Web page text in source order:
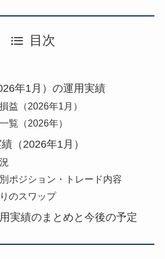
目次
年1月）の運用実績
益（2026年1月）
覧（2026年）
（2026年1月）
ポジション・トレード内容
のスワップ
実績のまとめと今後の予定